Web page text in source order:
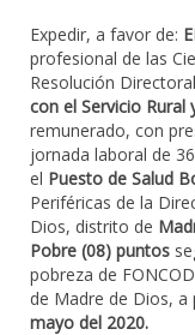
Expedir, a favor de:
profesional de las
Resolución
con el Servicio Rural
remunerado, con
jornada laboral de
el Puesto de Salud
Periféricas de la
Dios, distrito de
Pobre (08) puntos
pobreza de
de Madre de Dios, a
mayo del 2020.